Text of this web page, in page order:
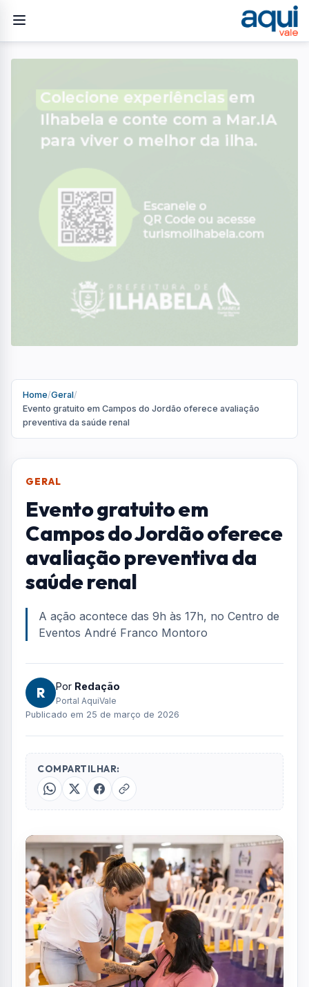
preventiva da saúde renal
Evento gratuito em
Campos do Jordão oferece
A ação acontece das 9h às 17h, no Centro de
Eventos André Franco Montoro
PorRedação
COMPARTILHAR:
Moradores de Campos do Jordão terão a
oportunidade de passar por avaliações
gratuitas de saúde renal nesta quarta-feira
(26). A ação acontece das 9h às 17h, no
Centro de Eventos André Franco Montoro.